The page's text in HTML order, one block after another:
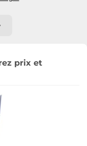
prix et